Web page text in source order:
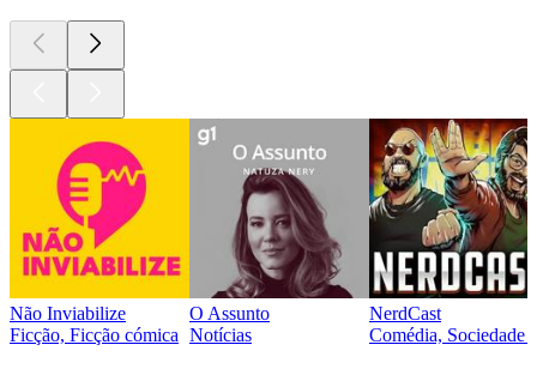
Não Inviabilize
Ficção, Ficção cómica
O Assunto
Notícias
NerdCast
Comédia, Sociedade